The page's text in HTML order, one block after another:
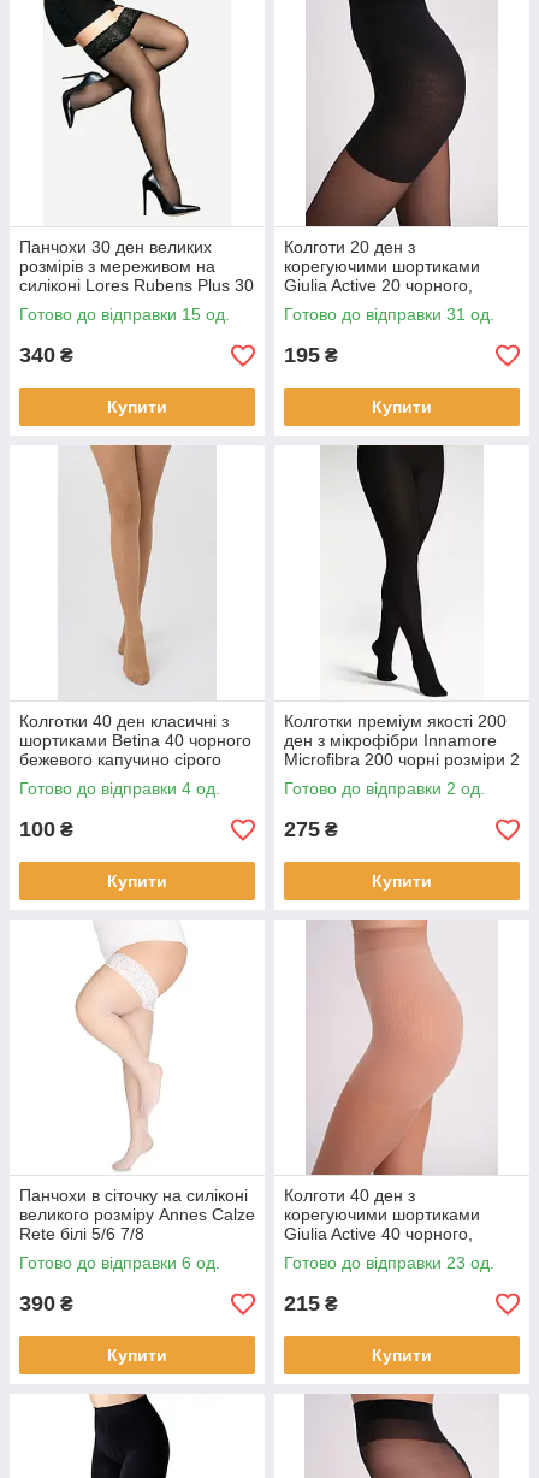
Панчохи 30 ден великих
розмірів з мереживом на
силіконі Lores Rubens Plus 30
чорного і бежевого кольорів
розміри 5/6 7/8
Готово до відправки 15 од.
340 ₴
Купити
Колготи 20 ден з
корегуючими шортиками
Giulia Active 20 чорного,
бежевого, мокко кольорів
розмір 6
Готово до відправки 31 од.
195 ₴
Купити
Колготки 40 ден класичні з
шортиками Betina 40 чорного
бежевого капучино сірого
кольорів розмір 6
Готово до відправки 4 од.
100 ₴
Купити
Колготки преміум якості 200
ден з мікрофібри Innamore
Microfibra 200 чорні розміри 2
3 4 5
Готово до відправки 2 од.
275 ₴
Купити
Панчохи в сіточку на силіконі
великого розміру Annes Calze
Rete білі 5/6 7/8
Готово до відправки 6 од.
390 ₴
Купити
Колготи 40 ден з
корегуючими шортиками
Giulia Active 40 чорного,
бежевого, мокко кольорів
розмір 6
Готово до відправки 23 од.
215 ₴
Купити